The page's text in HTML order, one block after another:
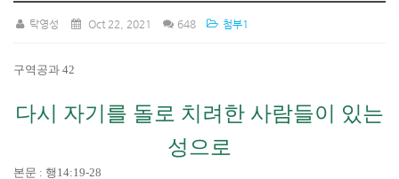
탁영성 Oct 22, 2021 648 첨부1
구역공과 42
다시 자기를 돌로 치려한 사람들이 있는
성으로
본문 : 행 14:19-28